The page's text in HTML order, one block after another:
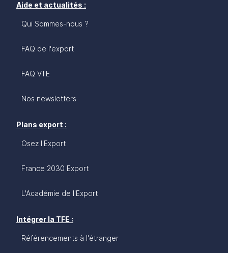
Aide et actualités :
Qui Sommes-nous ?
FAQ de l'export
FAQ V.I.E
Nos newsletters
Plans export :
Osez l'Export
France 2030 Export
L'Académie de l'Export
Intégrer la TFE :
Référencements à l'étranger